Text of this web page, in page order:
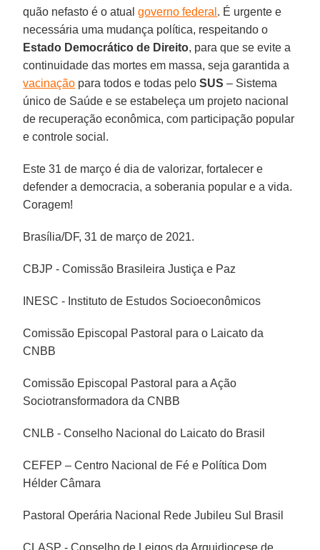
quão nefasto é o atualgoverno federal . É urgente e
necessária uma mudança política, respeitando o
Estado Democrático de Direito, para que se evite a
continuidade das mortes em massa, seja garantida a
vacinação para todos e todas peloSUS – Sistema
único de Saúde e se estabeleça um projeto nacional
de recuperação econômica, com participação popular
e controle social.
Este 31 de março é dia de valorizar, fortalecer e
defender a democracia, a soberania popular e a vida.
Coragem!
Brasília/DF, 31 de março de 2021.
CBJP - Comissão Brasileira Justiça e Paz
INESC - Instituto de Estudos Socioeconômicos
Comissão Episcopal Pastoral para o Laicato da
CNBB
Comissão Episcopal Pastoral para a Ação
Sociotransformadora da CNBB
CNLB - Conselho Nacional do Laicato do Brasil
CEFEP – Centro Nacional de Fé e Política Dom
Hélder Câmara
Pastoral Operária Nacional Rede Jubileu Sul Brasil
CLASP - Conselho de Leigos da Arquidiocese de